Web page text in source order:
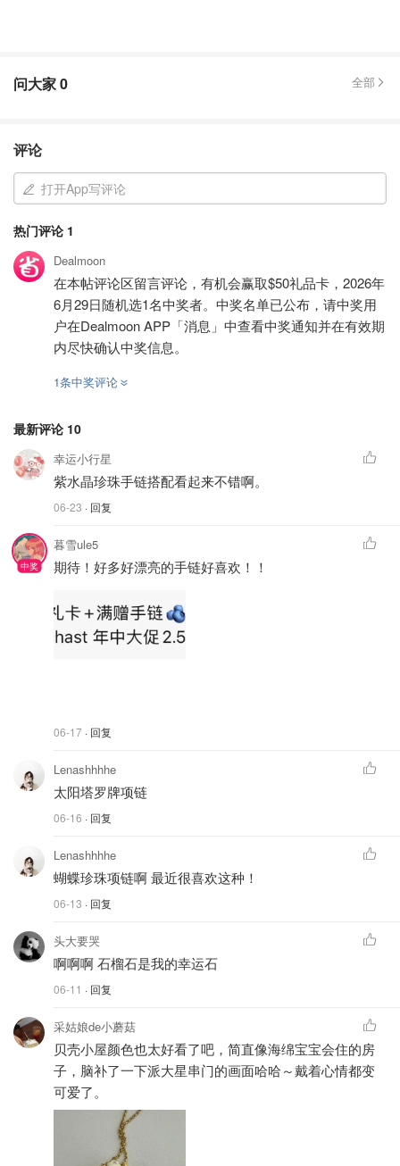
问大家0 全部
评论
打开App写评论
热门评论 1
Dealmoon
在本帖评论区留言评论，有机会赢取$50礼品卡，2026年
6月29日随机选1名中奖者。中奖名单已公布，请中奖用
户在Dealmoon APP「消息」中查看中奖通知并在有效期
内尽快确认中奖信息。
1条中奖评论
最新评论 10
幸运小行星
紫水晶珍珠手链搭配看起来不错啊。
06-23 · 回复
暮雪ule5
期待！好多好漂亮的手链好喜欢！！
06-17 · 回复
Lenashhhhe
太阳塔罗牌项链
06-16 · 回复
Lenashhhhe
蝴蝶珍珠项链啊 最近很喜欢这种！
06-13 · 回复
头大要哭
啊啊啊 石榴石是我的幸运石
06-11 · 回复
采姑娘de小蘑菇
贝壳小屋颜色也太好看了吧，简直像海绵宝宝会住的房
子，脑补了一下派大星串门的画面哈哈～戴着心情都变
可爱了。